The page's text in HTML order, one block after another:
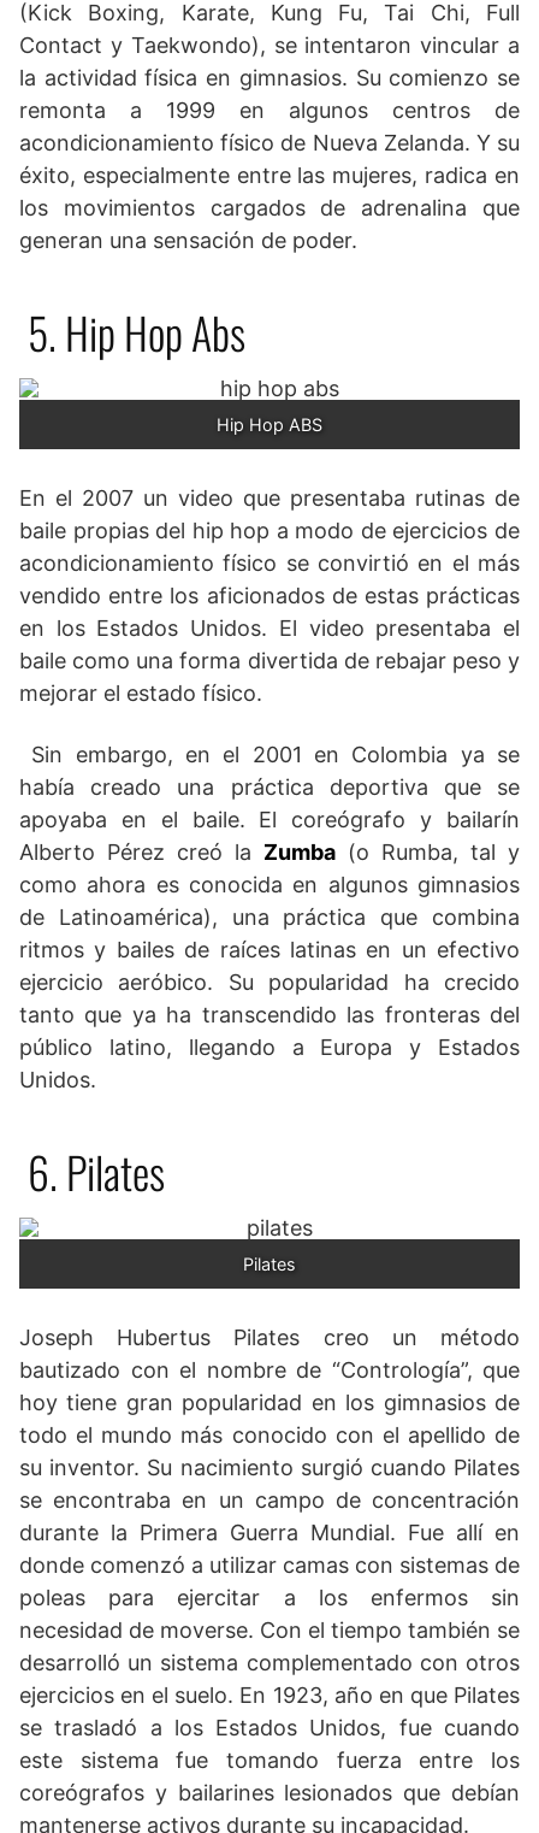
(Kick Boxing, Karate, Kung Fu, Tai Chi, Full
Contact y Taekwondo), se intentaron vincular a
la actividad física en gimnasios. Su comienzo se
remonta a 1999 en algunos centros de
acondicionamiento físico de Nueva Zelanda. Y su
éxito, especialmente entre las mujeres, radica en
los movimientos cargados de adrenalina que
generan una sensación de poder.
5. Hip Hop Abs
Hip Hop ABS
En el 2007 un video que presentaba rutinas de
baile propias del hip hop a modo de ejercicios de
acondicionamiento físico se convirtió en el más
vendido entre los aficionados de estas prácticas
en los Estados Unidos. El video presentaba el
baile como una forma divertida de rebajar peso y
mejorar el estado físico.
Sin embargo, en el 2001 en Colombia ya se
había creado una práctica deportiva que se
apoyaba en el baile. El coreógrafo y bailarín
Alberto Pérez creó la Zumba (o Rumba, tal y
como ahora es conocida en algunos gimnasios
de Latinoamérica), una práctica que combina
ritmos y bailes de raíces latinas en un efectivo
ejercicio aeróbico. Su popularidad ha crecido
tanto que ya ha transcendido las fronteras del
público latino, llegando a Europa y Estados
Unidos.
6. Pilates
Pilates
Joseph Hubertus Pilates creo un método
bautizado con el nombre de “Contrología”, que
hoy tiene gran popularidad en los gimnasios de
todo el mundo más conocido con el apellido de
su inventor. Su nacimiento surgió cuando Pilates
se encontraba en un campo de concentración
durante la Primera Guerra Mundial. Fue allí en
donde comenzó a utilizar camas con sistemas de
poleas para ejercitar a los enfermos sin
necesidad de moverse. Con el tiempo también se
desarrolló un sistema complementado con otros
ejercicios en el suelo. En 1923, año en que Pilates
se trasladó a los Estados Unidos, fue cuando
este sistema fue tomando fuerza entre los
coreógrafos y bailarines lesionados que debían
mantenerse activos durante su incapacidad.